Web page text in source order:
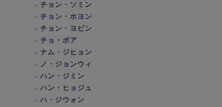
チョン・ソミン
チョン・ホヨン
チョン・ヨビン
チョ・ボア
ナム・ジヒョン
ノ・ジョンウィ
ハン・ジミン
ハン・ヒョジュ
ハ・ジウォン